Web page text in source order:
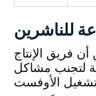
للناشرين
فريق الإنتاج
لتجنب مشاكل